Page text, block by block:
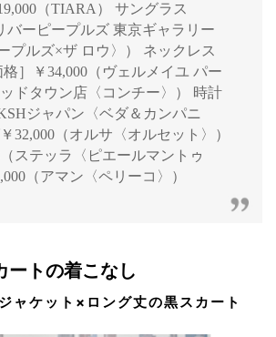
（TIARA） サングラス
バーピープルズ 東京ギャラリー
プルズ×ザ ロウ〉） ネックレス
格］￥34,000（ヴェルメイユ パー
ドタウン店〈コンチー〉） 時計
ジャパン〈ベダ＆カンパニ
32,000（オルサ〈オルセット〉）
ステッラ〈ピエールマントゥ
（アマン〈ペリーコ〉）
ートの着こなし
ャケット×ロング丈の黒スカート